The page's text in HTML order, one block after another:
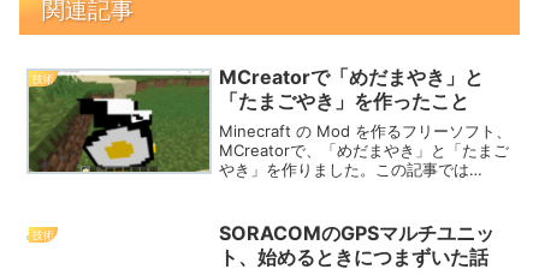
関連記事
技術
MCreatorで「めだまやき」と
「たまごやき」を作ったこと
Minecraft の Mod を作るフリーソフト、
MCreatorで、「めだまやき」と「たまご
やき」を作りました。この記事では
MCreatorのインスト...
技術
SORACOMのGPSマルチユニッ
ト、始めるときにつまずいた話